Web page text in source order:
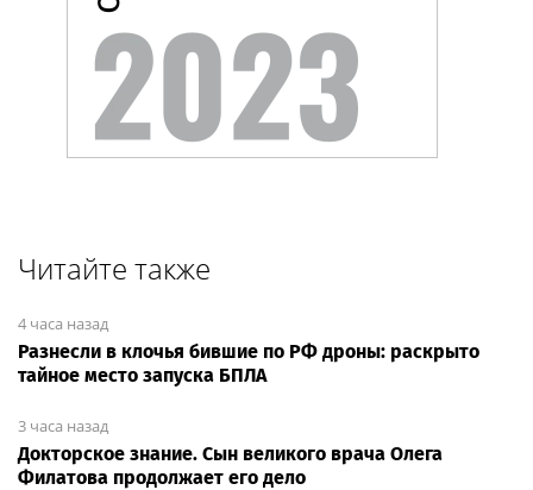
Читайте также
4 часа назад
Разнесли в клочья бившие по РФ дроны: раскрыто
тайное место запуска БПЛА
3 часа назад
Докторское знание. Сын великого врача Олега
Филатова продолжает его дело